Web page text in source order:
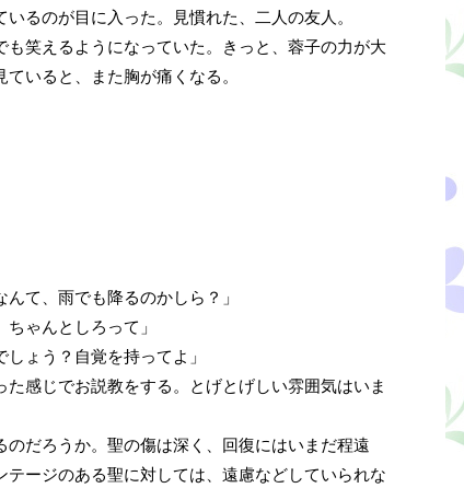
るのが目に入った。見慣れた、二人の友人。
笑えるようになっていた。きっと、蓉子の力が大
いると、また胸が痛くなる。
て、雨でも降るのかしら？」
ゃんとしろって」
ょう？自覚を持ってよ」
感じでお説教をする。とげとげしい雰囲気はいま
だろうか。聖の傷は深く、回復にはいまだ程遠
ージのある聖に対しては、遠慮などしていられな